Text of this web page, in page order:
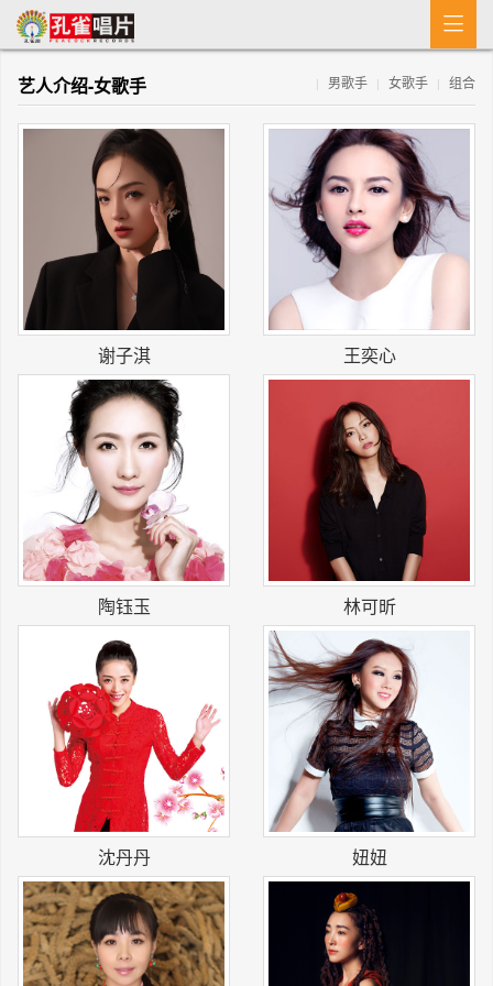
首 页
艺人介绍
收歌
长按识别二维码

艺人介绍-女歌手 | 男歌手 | 女歌手 | 组合
谢子淇 王奕心
陶钰玉 林可昕
沈丹丹 妞妞